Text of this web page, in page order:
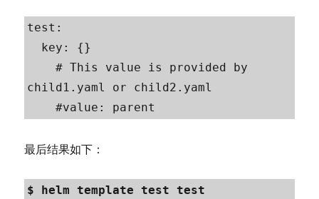
test:
    # This value is provided by
child1.yaml or child2.yaml
    #value: parent
最后结果如下：